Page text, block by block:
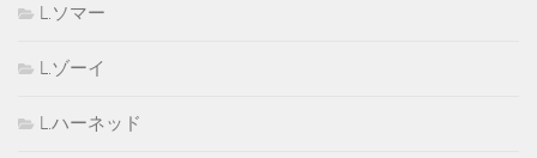
L.ソマー
L.ゾーイ
L.ハーネッド